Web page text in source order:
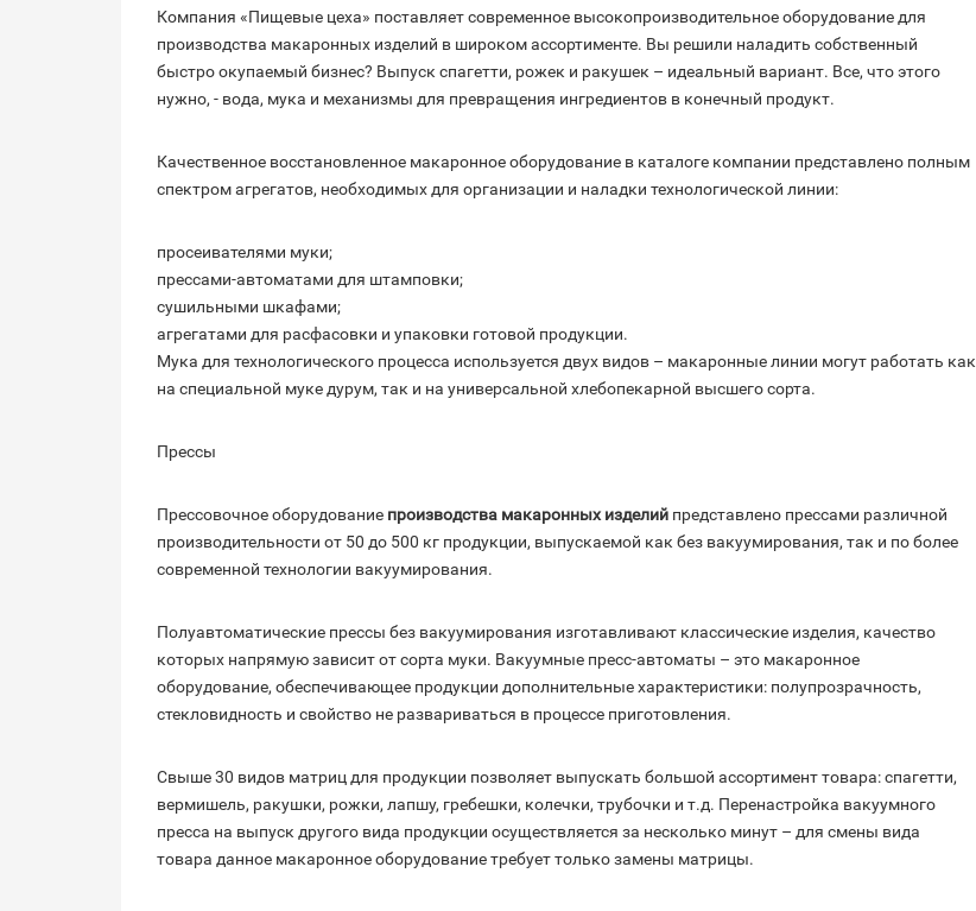
Компания «Пищевые цеха» поставляет современное высокопроизводительное оборудование для
производства макаронных изделий в широком ассортименте. Вы решили наладить собственный
быстро окупаемый бизнес? Выпуск спагетти, рожек и ракушек – идеальный вариант. Все, что этого
нужно, - вода, мука и механизмы для превращения ингредиентов в конечный продукт.
Качественное восстановленное макаронное оборудование в каталоге компании представлено полным
спектром агрегатов, необходимых для организации и наладки технологической линии:
просеивателями муки;
прессами-автоматами для штамповки;
сушильными шкафами;
агрегатами для расфасовки и упаковки готовой продукции.
Мука для технологического процесса используется двух видов – макаронные линии могут работать как
на специальной муке дурум, так и на универсальной хлебопекарной высшего сорта.
Прессы
Прессовочное оборудование производства макаронных изделий представлено прессами различной
производительности от 50 до 500 кг продукции, выпускаемой как без вакуумирования, так и по более
современной технологии вакуумирования.
Полуавтоматические прессы без вакуумирования изготавливают классические изделия, качество
которых напрямую зависит от сорта муки. Вакуумные пресс-автоматы – это макаронное
оборудование, обеспечивающее продукции дополнительные характеристики: полупрозрачность,
стекловидность и свойство не развариваться в процессе приготовления.
Свыше 30 видов матриц для продукции позволяет выпускать большой ассортимент товара: спагетти,
вермишель, ракушки, рожки, лапшу, гребешки, колечки, трубочки и т.д. Перенастройка вакуумного
пресса на выпуск другого вида продукции осуществляется за несколько минут – для смены вида
товара данное макаронное оборудование требует только замены матрицы.